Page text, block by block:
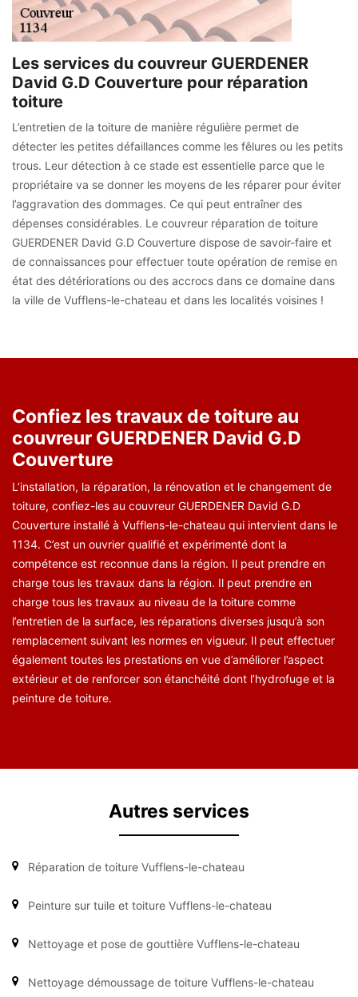
Les services du couvreur GUERDENER
David G.D Couverture pour réparation
toiture
L’entretien de la toiture de manière régulière permet de
détecter les petites défaillances comme les fêlures ou les petits
trous. Leur détection à ce stade est essentielle parce que le
propriétaire va se donner les moyens de les réparer pour éviter
l’aggravation des dommages. Ce qui peut entraîner des
dépenses considérables. Le couvreur réparation de toiture
GUERDENER David G.D Couverture dispose de savoir-faire et
de connaissances pour effectuer toute opération de remise en
état des détériorations ou des accrocs dans ce domaine dans
la ville de Vufflens-le-chateau et dans les localités voisines !
Confiez les travaux de toiture au
couvreur GUERDENER David G.D
Couverture
L’installation, la réparation, la rénovation et le changement de
toiture, confiez-les au couvreur GUERDENER David G.D
Couverture installé à Vufflens-le-chateau qui intervient dans le
1134. C’est un ouvrier qualifié et expérimenté dont la
compétence est reconnue dans la région. Il peut prendre en
charge tous les travaux dans la région. Il peut prendre en
charge tous les travaux au niveau de la toiture comme
l’entretien de la surface, les réparations diverses jusqu’à son
remplacement suivant les normes en vigueur. Il peut effectuer
également toutes les prestations en vue d’améliorer l’aspect
extérieur et de renforcer son étanchéité dont l’hydrofuge et la
peinture de toiture.
Autres services
Réparation de toiture Vufflens-le-chateau
Peinture sur tuile et toiture Vufflens-le-chateau
Nettoyage et pose de gouttière Vufflens-le-chateau
Nettoyage démoussage de toiture Vufflens-le-chateau